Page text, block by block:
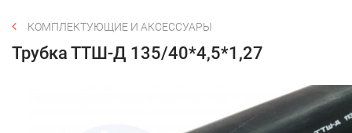
КОМПЛЕКТУЮЩИЕ И АКСЕССУАРЫ
Трубка ТТШ-Д 135/40*4,5*1,27